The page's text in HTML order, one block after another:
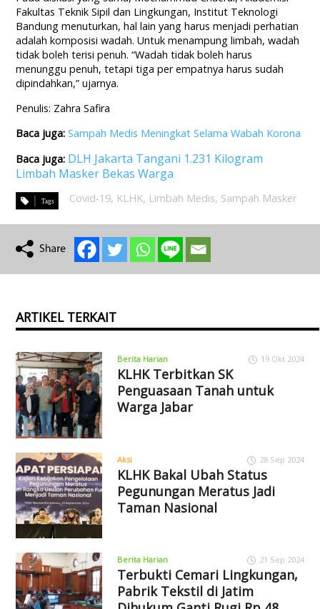
Fakultas Teknik Sipil dan Lingkungan, Institut Teknologi
Bandung menuturkan, hal lain yang harus menjadi perhatian
adalah komposisi wadah. Untuk menampung limbah, wadah
tidak boleh terisi penuh. “Wadah tidak boleh harus
menunggu penuh, tetapi tiga per empatnya harus sudah
dipindahkan,” ujarnya.
Penulis: Zahra Safira
Baca juga:Sampah Medis Meningkat Selama Wabah Korona
Baca juga: DLH Jakarta Tangani 1.231 Kilogram
Limbah Masker Bekas Warga
Covid-19, KLHK, Limbah Medis, Sampah Masker
ARTIKEL TERKAIT
Berita Harian 19 Okt 2024
KLHK Terbitkan SK
Penguasaan Tanah untuk
Warga Jabar
Aksi 28 Sep 2024
KLHK Bakal Ubah Status
Pegunungan Meratus Jadi
Taman Nasional
Berita Harian 21 Sep 2024
Terbukti Cemari Lingkungan,
Pabrik Tekstil di Jatim